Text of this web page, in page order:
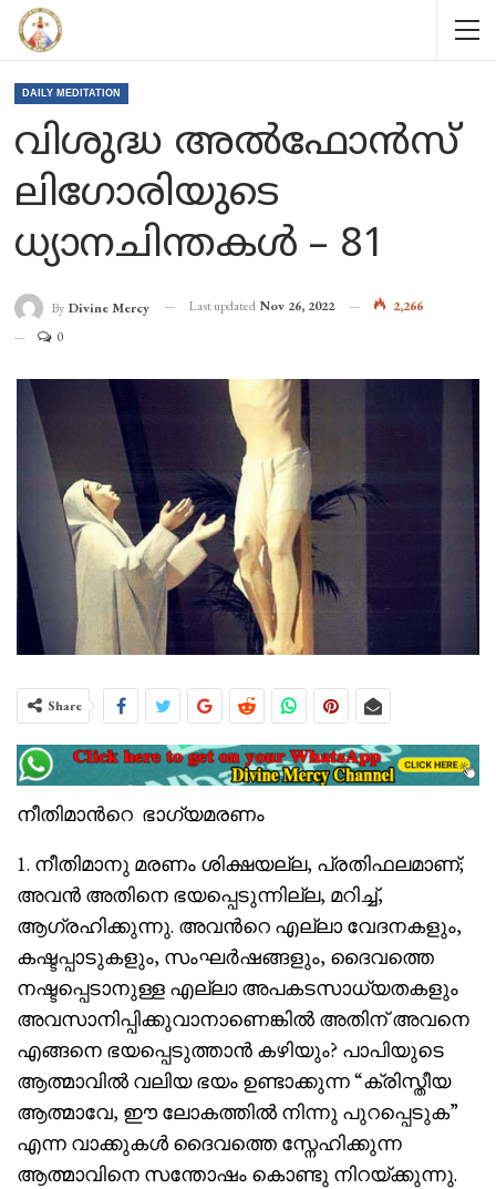
DAILY MEDITATION
വിശുദ്ധ അൽഫോൻസ്
ലിഗോരിയുടെ
ധ്യാനചിന്തകൾ – 81
By Divine Mercy Last updated Nov 26, 2022
2,266
0
Share
നീതിമാൻറെ ഭാഗ്യമരണം
1. നീതിമാനു മരണം ശിക്ഷയല്ല, പ്രതിഫലമാണ്;
അവൻ അതിനെ ഭയപ്പെടുന്നില്ല, മറിച്ച്,
ആഗ്രഹിക്കുന്നു. അവൻറെ എല്ലാ വേദനകളും,
കഷ്ടപ്പാടുകളും, സംഘർഷങ്ങളും, ദൈവത്തെ
നഷ്ടപ്പെടാനുള്ള എല്ലാ അപകടസാധ്യതകളും
അവസാനിപ്പിക്കുവാനാണെങ്കിൽ അതിന് അവനെ
എങ്ങനെ ഭയപ്പെടുത്താൻ കഴിയും? പാപിയുടെ
ആത്മാവിൽ വലിയ ഭയം ഉണ്ടാക്കുന്ന “ക്രിസ്തീയ
ആത്മാവേ, ഈ ലോകത്തിൽ നിന്നു പുറപ്പെടുക”
എന്ന വാക്കുകൾ ദൈവത്തെ സ്നേഹിക്കുന്ന
ആത്മാവിനെ സന്തോഷം കൊണ്ടു നിറയ്ക്കുന്നു.